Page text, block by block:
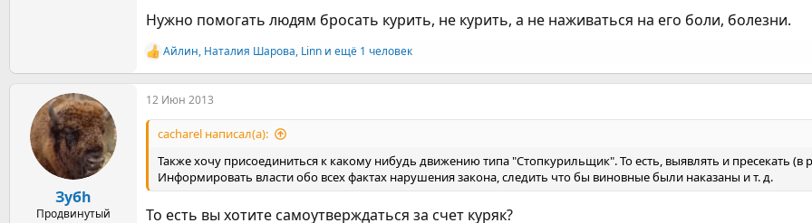
Нужно помогать людям бросать курить, не курить, а не наживаться на его боли, болезни.
Р
е
а
к
Айлин, Наталия Шарова, Linn и ещё 1 человек
Зубh
Продвинутый
12 Июн 2013
cacharel написал(а):
Также хочу присоединиться к какому нибудь движению типа "Стопкурильщик". То есть, выявлять и пресекать
Информировать власти обо всех фактах нарушения закона, следить что бы виновные были наказаны и т. д.
То есть вы хотите самоутверждаться за счет куряк?